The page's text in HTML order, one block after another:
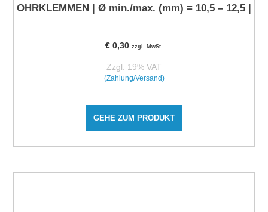
OHRKLEMMEN | Ø min./max. (mm) = 10,5 – 12,5 |
€ 0,30 zzgl. MwSt.
Zzgl. 19% VAT
(Zahlung/Versand)
GEHE ZUM PRODUKT